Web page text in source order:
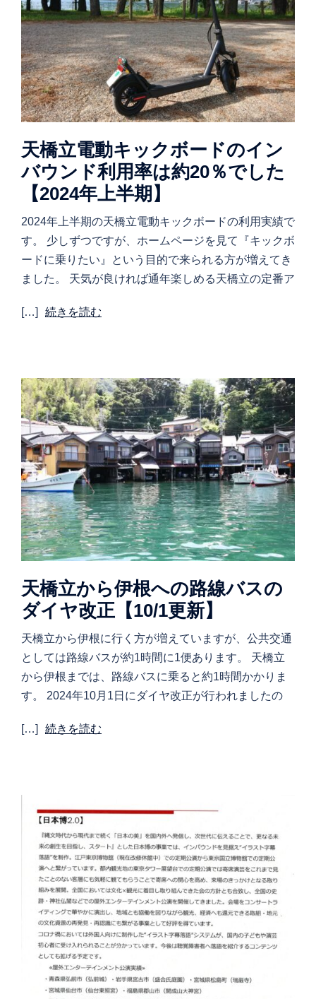
天橋立電動キックボードのイン
バウンド利用率は約20％でした
【2024年上半期】
2024年上半期の天橋立電動キックボードの利用実績で
す。 少しずつですが、ホームページを見て『キックボ
ードに乗りたい』という目的で来られる方が増えてき
ました。 天気が良ければ通年楽しめる天橋立の定番ア
[…] 続きを読む
天橋立から伊根への路線バスの
ダイヤ改正【10/1更新】
天橋立から伊根に行く方が増えていますが、公共交通
としては路線バスが約1時間に1便あります。 天橋立
から伊根までは、路線バスに乗ると約1時間かかりま
す。 2024年10月1日にダイヤ改正が行われましたの
[…] 続きを読む